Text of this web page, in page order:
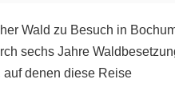
Wald zu Besuch in
sechs Jahre
auf denen diese Reise